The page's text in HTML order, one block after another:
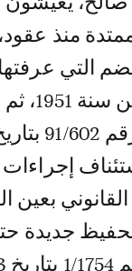
منذ
التي
الأراضي
بعين
جديدة